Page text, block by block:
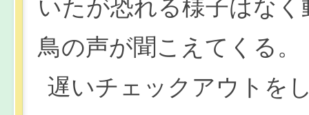
いたが恐れる様子はな
鳥の声が聞こえてくる。
遅いチェックアウトを